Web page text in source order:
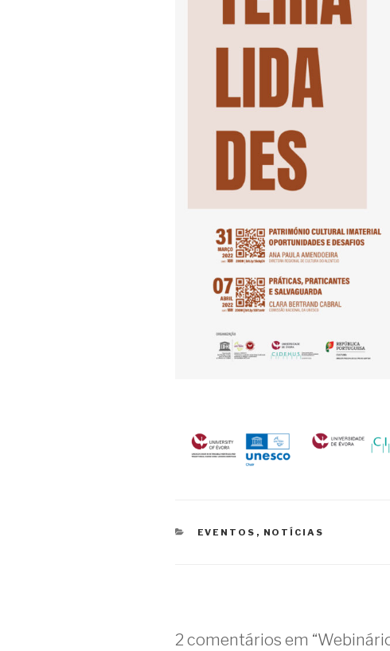
CATEGORIAS
EVENTOS , NOTÍCIAS
2 comentários em